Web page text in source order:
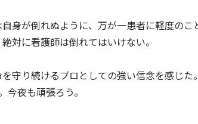
身が倒れぬように、万が一患者に軽度の
対に看護師は倒れてはいけない。
守り続けるプロとしての強い信念を感じ
今夜も頑張ろう。